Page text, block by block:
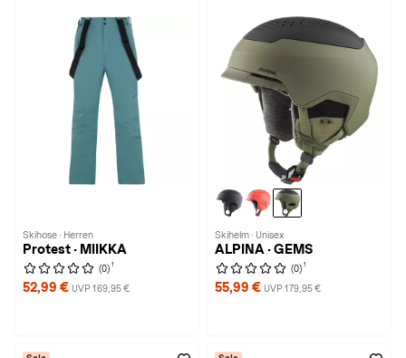
Skihose · Herren
Protest · MIIKKA
(0) 1
52,99 € UVP 169,95 €
Skihelm · Unisex
ALPINA · GEMS
(0) 1
55,99 € UVP 179,95 €